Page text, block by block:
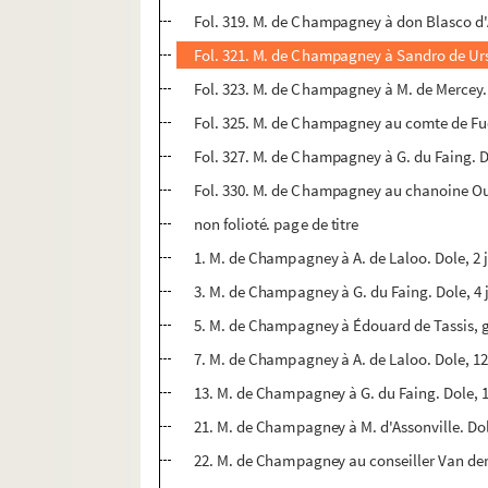
Fol. 319. M. de Champagney à don Blasco
Fol. 321. M. de Champagney à Sandro de
Fol. 323. M. de Champagney à M. de
Fol. 325. M. de Champagney au comte de
Fol. 327. M. de Champagney à G. du Faing.
Fol. 330. M. de Champagney au chanoine
non folioté. page de titre
1. M. de Champagney à A. de Laloo. Dole,
3. M. de Champagney à G. du Faing. Dole,
5. M. de Champagney à Édouard de
7. M. de Champagney à A. de Laloo. Dole,
13. M. de Champagney à G. du Faing. Dole,
21. M. de Champagney à M. d'Assonville.
22. M. de Champagney au conseiller Van